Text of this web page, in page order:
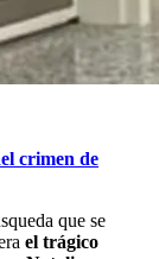
crimen de
que se
el trágico